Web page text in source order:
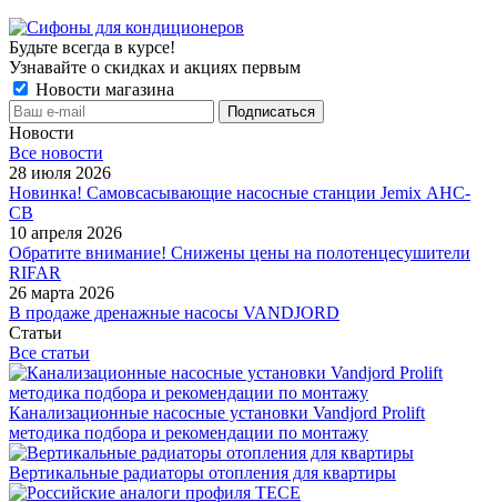
Будьте всегда в курсе!
Узнавайте о скидках и акциях первым
Новости магазина
Новости
Все новости
28 июля 2026
Новинка! Самовсасывающие насосные станции Jemix АНС-
СВ
10 апреля 2026
Обратите внимание! Снижены цены на полотенцесушители
RIFAR
26 марта 2026
В продаже дренажные насосы VANDJORD
Статьи
Все статьи
Канализационные насосные установки Vandjord Prolift
методика подбора и рекомендации по монтажу
Вертикальные радиаторы отопления для квартиры